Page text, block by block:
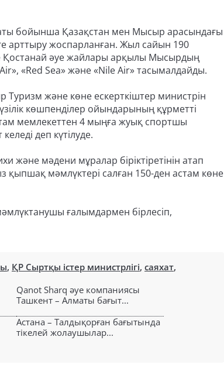
бойынша Қазақстан мен Мысыр арасындағы
арттыру жоспарланған. Жыл сайын 190
Қостанай әуе жайлары арқылы Мысырдың
«Red Sea» және «Nile Air» тасымалдайды.
және көне ескерткіштер министрін
көшпенділер ойындарының құрметті
мемлекеттен 4 мыңға жуық спортшы
деп күтілуде.
мәдени мұралар біріктіретінін атап
қыпшақ мәмлүктері салған 150-ден астам көне
ғалымдармен бірлесіп,
, ҚР Сыртқы істер министрлігі, саяхат,
Qanot Sharq әуе компаниясы
Ташкент – Алматы бағыт...
Астана – Талдықорған бағытында
тікелей жолаушылар...